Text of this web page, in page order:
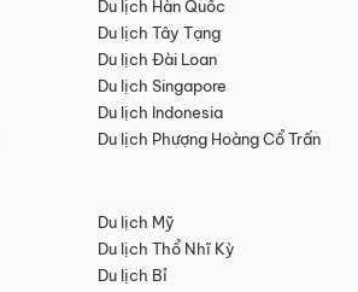
Du lịch Hàn Quốc
Du lịch Tây Tạng
Du lịch Đài Loan
Du lịch Singapore
Du lịch Indonesia
Du lịch Phượng Hoàng Cổ Trấn
Du lịch Mỹ
Du lịch Thổ Nhĩ Kỳ
Du lịch Bỉ